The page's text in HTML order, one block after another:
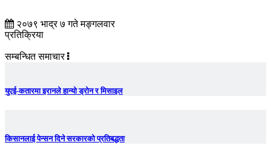
२०७९ भाद्र ७ गते मङ्गलवार
प्रतिक्रिया
सम्बन्धित समाचार
युएई-कतारमा इरानले हान्यो ड्रोन र मिसाइल
किसानलाई पेन्सन दिने सरकारको प्रतिबद्धता